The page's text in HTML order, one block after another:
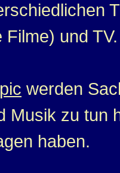
Filme) und
werden
Musik zu tun
haben.